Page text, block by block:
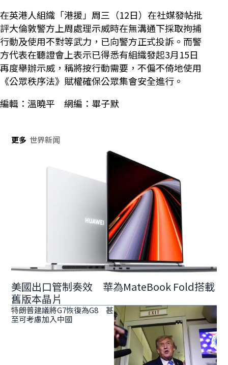
在英港人組織「港援」周三（12日）在社媒發帖批
評大倫敦警方上周處理示威時在無溝通下採取拘捕
行動及使用不對等武力，已向警方正式投訴。而警
方代表在聽證會上表示已得悉有組織發起3月15日
再度舉辦示威，稱將按行動需要，不偏不倚地使用
《公眾秩序法》賦權確保公眾集會安全進行。
編輯：溫曉平 網編：畢子默
更多 世界新闻
美國出口管制奏效 華為MateBook Fold搭載
舊版本晶片
特朗普建議將G7恢復為G8 甚
至可考慮加入中國